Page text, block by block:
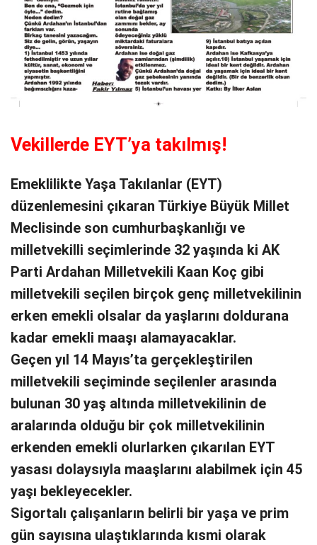
Vekillerde EYT’ya takılmış!
Emeklilikte Yaşa Takılanlar (EYT)
düzenlemesini çıkaran Türkiye Büyük Millet
Meclisinde son cumhurbaşkanlığı ve
milletvekilli seçimlerinde 32 yaşında ki AK
Parti Ardahan Milletvekili Kaan Koç gibi
milletvekili seçilen birçok genç milletvekilinin
erken emekli olsalar da yaşlarını doldurana
kadar emekli maaşı alamayacaklar.
Geçen yıl 14 Mayıs’ta gerçekleştirilen
milletvekili seçiminde seçilenler arasında
bulunan 30 yaş altında milletvekilinin de
aralarında olduğu bir çok milletvekilinin
erkenden emekli olurlarken çıkarılan EYT
yasası dolaysıyla maaşlarını alabilmek için 45
yaşı bekleyecekler.
Sigortalı çalışanların belirli bir yaşa ve prim
gün sayısına ulaştıklarında kısmi olarak